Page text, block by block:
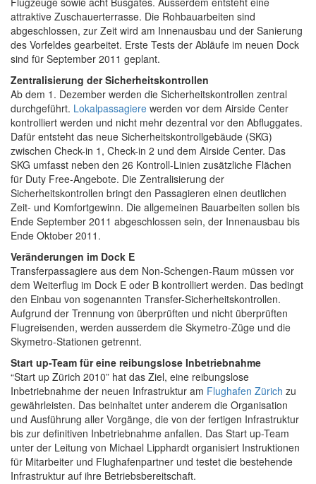
attraktive Zuschauerterrasse. Die Rohbauarbeiten sind
abgeschlossen, zur Zeit wird am Innenausbau und der Sanierung
des Vorfeldes gearbeitet. Erste Tests der Abläufe im neuen Dock
sind für September 2011 geplant.
Zentralisierung der Sicherheitskontrollen
Ab dem 1. Dezember werden die Sicherheitskontrollen zentral
durchgeführt. Lokalpassagiere werden vor dem Airside Center
kontrolliert werden und nicht mehr dezentral vor den Abfluggates.
Dafür entsteht das neue Sicherheitskontrollgebäude (SKG)
zwischen Check-in 1, Check-in 2 und dem Airside Center. Das
SKG umfasst neben den 26 Kontroll-Linien zusätzliche Flächen
für Duty Free-Angebote. Die Zentralisierung der
Sicherheitskontrollen bringt den Passagieren einen deutlichen
Zeit- und Komfortgewinn. Die allgemeinen Bauarbeiten sollen bis
Ende September 2011 abgeschlossen sein, der Innenausbau bis
Ende Oktober 2011.
Veränderungen im Dock E
Transferpassagiere aus dem Non-Schengen-Raum müssen vor
dem Weiterflug im Dock E oder B kontrolliert werden. Das bedingt
den Einbau von sogenannten Transfer-Sicherheitskontrollen.
Aufgrund der Trennung von überprüften und nicht überprüften
Flugreisenden, werden ausserdem die Skymetro-Züge und die
Skymetro-Stationen getrennt.
Start up-Team für eine reibungslose Inbetriebnahme
“Start up Zürich 2010” hat das Ziel, eine reibungslose
Inbetriebnahme der neuen Infrastruktur am Flughafen Zürich zu
gewährleisten. Das beinhaltet unter anderem die Organisation
und Ausführung aller Vorgänge, die von der fertigen Infrastruktur
bis zur definitiven Inbetriebnahme anfallen. Das Start up-Team
unter der Leitung von Michael Lipphardt organisiert Instruktionen
für Mitarbeiter und Flughafenpartner und testet die bestehende
Infrastruktur auf ihre Betriebsbereitschaft.